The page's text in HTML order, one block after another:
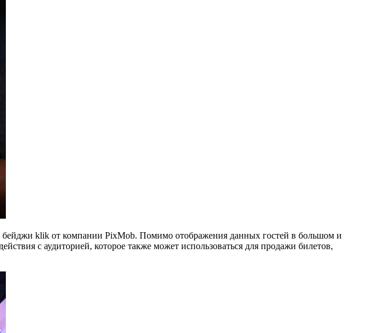
klik от компании PixMob. Помимо отображения данных гостей в большом и
с аудиторией, которое также может использоваться для продажи билетов,